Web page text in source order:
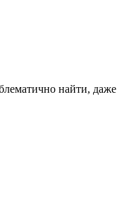
найти,